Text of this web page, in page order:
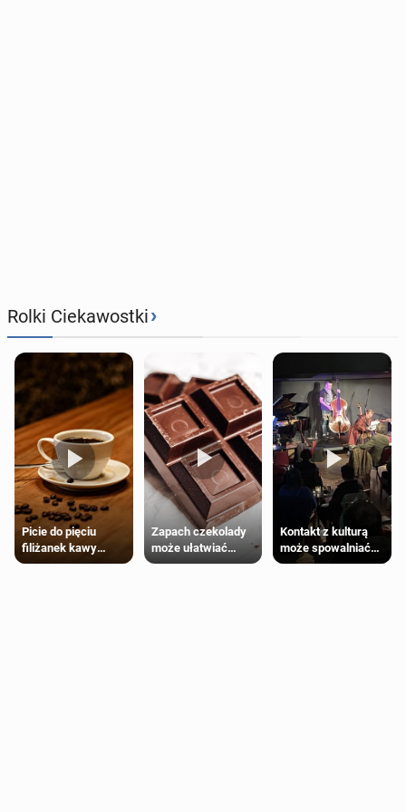
Rolki Ciekawostki›
Picie do pięciu
filiżanek kawy
dziennie jest
Zapach czekolady
może ułatwiać
trening siłowy
Kontakt z kulturą
może spowalniać
starzenie